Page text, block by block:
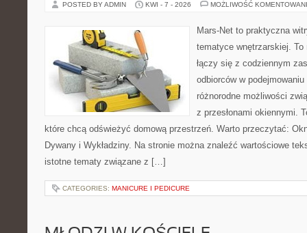
POSTED BY ADMIN KWI - 7 - 2026 MOŻLIWOŚĆ
Mars-Net to praktyczna
tematyce wnętrzarskiej.
łączy się z codziennym
odbiorców w
różnorodne możliwości
z przesłonami okiennymi.
które chcą odświeżyć domową przestrzeń. Warto przeczytać:
Dywany i Wykładziny. Na stronie można znaleźć wartościowe
istotne tematy związane z […]
CATEGORIES: MANICURE I PEDICURE